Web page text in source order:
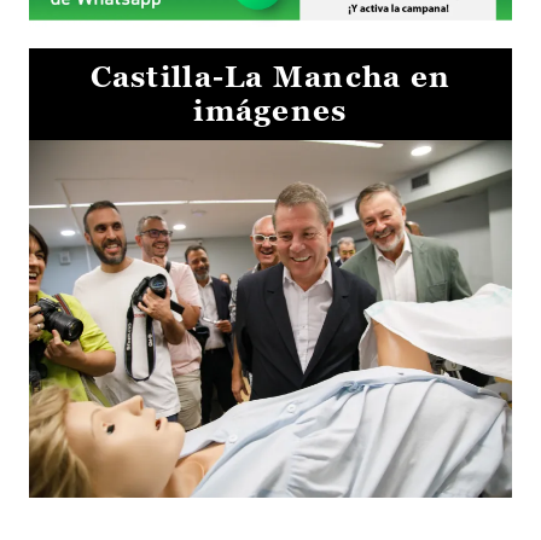
Castilla-La Mancha en
imágenes